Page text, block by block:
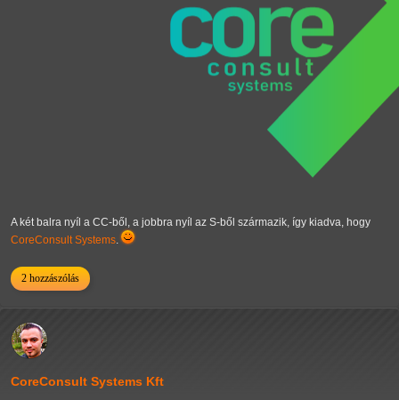
A két balra nyíl a CC-ből, a jobbra nyíl az S-ből származik, így kiadva, hogy
CoreConsult Systems.
2 hozzászólás
CoreConsult Systems Kft